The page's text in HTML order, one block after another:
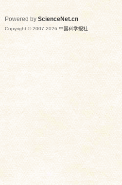
Powered by ScienceNet.cn
Copyright © 2007-2026 中国科学报社